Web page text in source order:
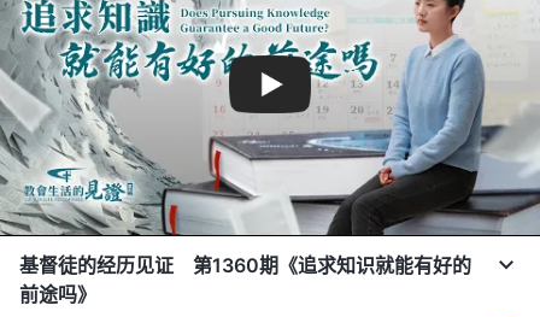
基督徒的经历见证 第1360期《追求知识就能有好的
前途吗》